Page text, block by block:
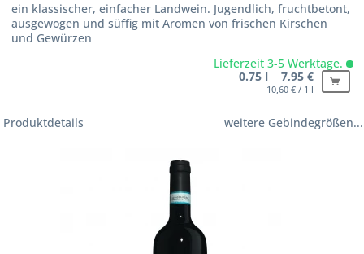
ein klassischer, einfacher Landwein. Jugendlich, fruchtbetont,
ausgewogen und süffig mit Aromen von frischen Kirschen
und Gewürzen
Lieferzeit 3-5 Werktage.
0.75 l 7,95 €
10,60 € / 1 l
Produktdetails weitere Gebindegrößen...